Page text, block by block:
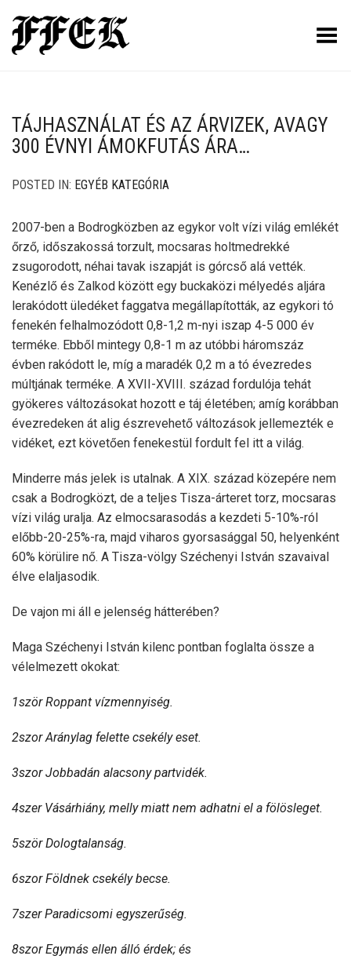
Toggle Menu
TÁJHASZNÁLAT ÉS AZ ÁRVIZEK, AVAGY
300 ÉVNYI ÁMOKFUTÁS ÁRA…
POSTED IN: EGYÉB KATEGÓRIA
2007-ben a Bodrogközben az egykor volt vízi világ emlékét
őrző, időszakossá torzult, mocsaras holtmedrekké
zsugorodott, néhai tavak iszapját is górcső alá vették.
Kenézlő és Zalkod között egy buckaközi mélyedés aljára
lerakódott üledéket faggatva megállapították, az egykori tó
fenekén felhalmozódott 0,8-1,2 m-nyi iszap 4-5 000 év
terméke. Ebből mintegy 0,8-1 m az utóbbi háromszáz
évben rakódott le, míg a maradék 0,2 m a tó évezredes
múltjának terméke. A XVII-XVIII. század fordulója tehát
gyökeres változásokat hozott e táj életében; amíg korábban
évezredeken át alig észrevehető változások jellemezték e
vidéket, ezt követően fenekestül fordult fel itt a világ.
Minderre más jelek is utalnak. A XIX. század közepére nem
csak a Bodrogközt, de a teljes Tisza-árteret torz, mocsaras
vízi világ uralja. Az elmocsarasodás a kezdeti 5-10%-ról
előbb-20-25%-ra, majd viharos gyorsasággal 50, helyenként
60% körülire nő. A Tisza-völgy Széchenyi István szavaival
élve elaljasodik.
De vajon mi áll e jelenség hátterében?
Maga Széchenyi István kilenc pontban foglalta össze a
vélelmezett okokat:
1ször Roppant vízmennyiség.
2szor Aránylag felette csekély eset.
3szor Jobbadán alacsony partvidék.
4szer Vásárhiány, melly miatt nem adhatni el a fölösleget.
5ször Dologtalanság.
6szor Földnek csekély becse.
7szer Paradicsomi egyszerűség.
8szor Egymás ellen álló érdek; és